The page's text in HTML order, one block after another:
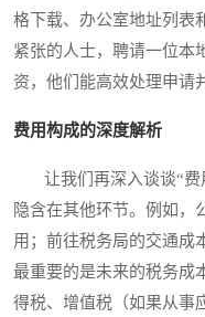
格下载、办公室地址列表
紧张的人士，聘请一位本
资，他们能高效处理申请
费用构成的深度解析
让我们再深入谈谈“费
隐含在其他环节。例如，
用；前往税务局的交通成
最重要的是未来的税务成
得税、增值税（如果从事